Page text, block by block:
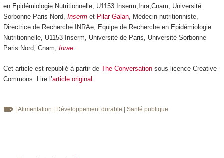
en Epidémiologie Nutritionnelle, U1153 Inserm,Inra,Cnam, Université
Sorbonne Paris Nord, Insermet Pilar Galan, Médecin nutritionniste,
Directrice de Recherche INRAe, Equipe de Recherche en Epidémiologie
Nutritionnelle, U1153 Inserm, Université de Paris, Université Sorbonne
Paris Nord, Cnam, Inrae
Cet article est republié à partir de The Conversationsous licence Creative
Commons. Lire l’article original
| Alimentation | Développement durable | Santé publique